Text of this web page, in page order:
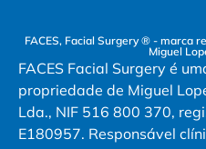
FACES, Facial Surgery ® - marca
Miguel
FACES Facial Surgery é
propriedade de Miguel
Lda., NIF 516 800 370,
E180957. Responsável